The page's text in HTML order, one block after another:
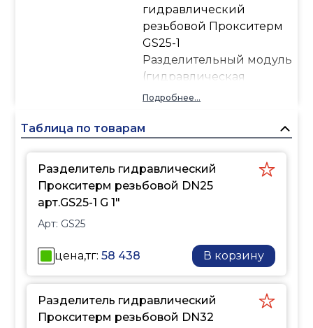
гидравлический
резьбовой Прокситерм
GS25-1
Разделительный модуль
(гидравлическая
стрелка) - это устройство,
воздействие насосов
котловые насосы, и
наоборот. Позволяет
организовать работу
работы, позволяет
конденсационным
котлам выходить на
максимальную
мощность и
Подробнее...
Таблица по товарам
Разделитель гидравлический
Прокситерм резьбовой DN25
арт.GS25-1 G 1"
Арт: GS25
цена,тг:58 438 В корзину
Разделитель гидравлический
Прокситерм резьбовой DN32